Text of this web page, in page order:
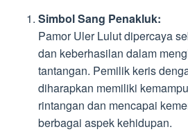
Simbol Sang Penakluk:
Pamor Uler Lulut dipercaya
dan keberhasilan dalam
tantangan. Pemilik keris
diharapkan memiliki
rintangan dan mencapai
berbagai aspek kehidupan.